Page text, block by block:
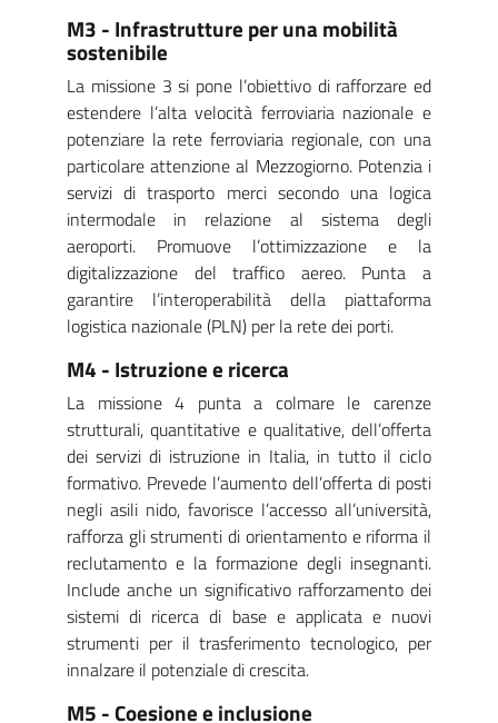
M3 - Infrastrutture per una mobilità
sostenibile
La missione 3 si pone l’obiettivo di rafforzare ed
estendere l’alta velocità ferroviaria nazionale e
potenziare la rete ferroviaria regionale, con una
particolare attenzione al Mezzogiorno. Potenzia i
servizi di trasporto merci secondo una logica
intermodale in relazione al sistema degli
aeroporti. Promuove l’ottimizzazione e la
digitalizzazione del traffico aereo. Punta a
garantire l’interoperabilità della piattaforma
logistica nazionale (PLN) per la rete dei porti.
M4 - Istruzione e ricerca
La missione 4 punta a colmare le carenze
strutturali, quantitative e qualitative, dell’offerta
dei servizi di istruzione in Italia, in tutto il ciclo
formativo. Prevede l’aumento dell’offerta di posti
negli asili nido, favorisce l’accesso all’università,
rafforza gli strumenti di orientamento e riforma il
reclutamento e la formazione degli insegnanti.
Include anche un significativo rafforzamento dei
sistemi di ricerca di base e applicata e nuovi
strumenti per il trasferimento tecnologico, per
innalzare il potenziale di crescita.
M5 - Coesione e inclusione